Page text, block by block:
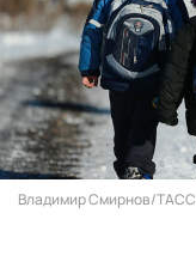
Владимир Смирнов/ТАСС